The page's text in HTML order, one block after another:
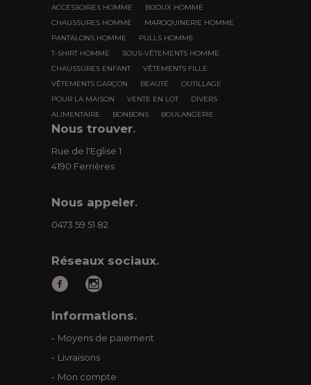
ACCESSOIRES HOMME
BIJOUX HOMME
CHAUSSURES HOMME
MAROQUINERIE HOMME
PANTALONS HOMME
PULLS HOMME
T-SHIRT HOMME
SOUS-VÊTEMENTS HOMME
CHAUSSURES ENFANT
VÊTEMENTS FILLE
VÊTEMENTS GARÇON
BEAUTÉ
OUTILLAGE
POUR LA MAISON
VENTE EN LOT
DIVERS
ALIMENTAIRE
BONBONS BOULANGERIE
Nous trouver.
Rue de l'Eglise 1
4190 Ferrières
Nous appeler.
0473 59 51 82
Réseaux sociaux.
Informations.
Moyens de paiement
Livraisons
Mon compte